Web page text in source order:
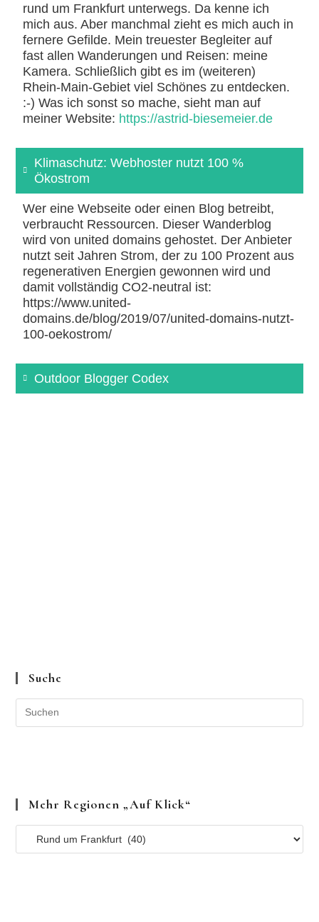
rund um Frankfurt unterwegs. Da kenne ich
mich aus. Aber manchmal zieht es mich auch in
fernere Gefilde. Mein treuester Begleiter auf
fast allen Wanderungen und Reisen: meine
Kamera. Schließlich gibt es im (weiteren)
Rhein-Main-Gebiet viel Schönes zu entdecken.
:-) Was ich sonst so mache, sieht man auf
meiner Website: https://astrid-biesemeier.de
Klimaschutz: Webhoster nutzt 100 %
Ökostrom
Wer eine Webseite oder einen Blog betreibt,
verbraucht Ressourcen. Dieser Wanderblog
wird von united domains gehostet. Der Anbieter
nutzt seit Jahren Strom, der zu 100 Prozent aus
regenerativen Energien gewonnen wird und
damit vollständig CO2-neutral ist:
https://www.united-
domains.de/blog/2019/07/united-domains-nutzt-
100-oekostrom/
Outdoor Blogger Codex
Suche
Mehr Regionen „auf Klick“